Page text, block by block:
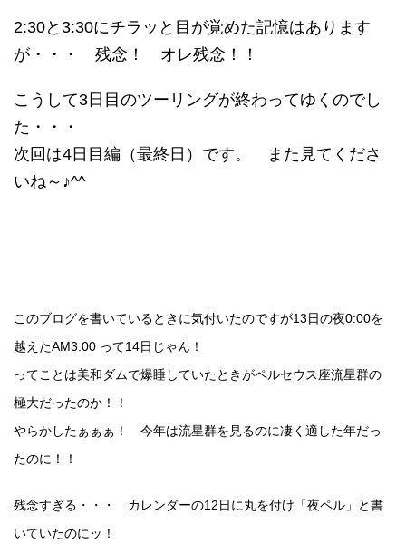
2:30と3:30にチラッと目が覚めた記憶はあります
が・・・ 残念！ オレ残念！！
こうして3日目のツーリングが終わってゆくのでし
た・・・
次回は4日目編（最終日）です。 また見てくださ
いね～♪^^
このブログを書いているときに気付いたのですが13日の夜0:00を
越えたAM3:00 って14日じゃん！
ってことは美和ダムで爆睡していたときがペルセウス座流星群の
極大だったのか！！
やらかしたぁぁぁ！ 今年は流星群を見るのに凄く適した年だっ
たのに！！
残念すぎる・・・ カレンダーの12日に丸を付け「夜ペル」と書
いていたのにッ！